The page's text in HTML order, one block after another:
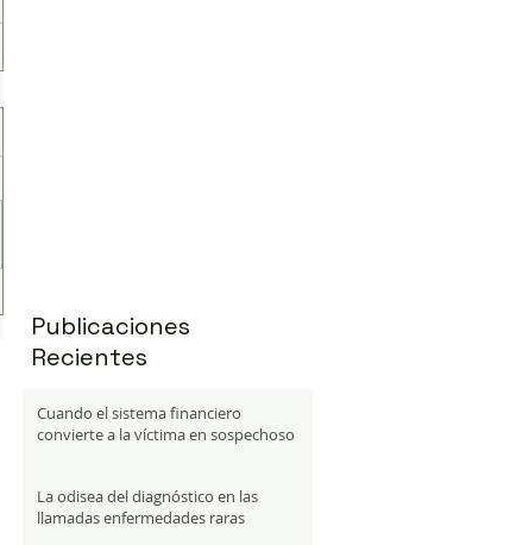
Publicaciones
Recientes
Cuando el sistema financiero
convierte a la víctima en sospechoso
La odisea del diagnóstico en las
llamadas enfermedades raras